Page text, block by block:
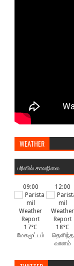
WEATHER
பரிஸில் காலநிலை
09:00
17°C
மேகமூட்டம்
12:00
18°C
தெளிந்த
வானம்